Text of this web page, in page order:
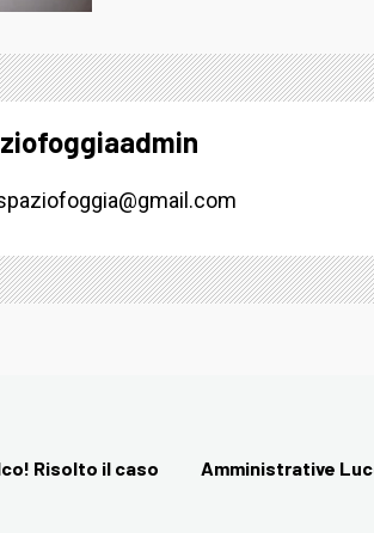
Risolto il caso
Amministrative